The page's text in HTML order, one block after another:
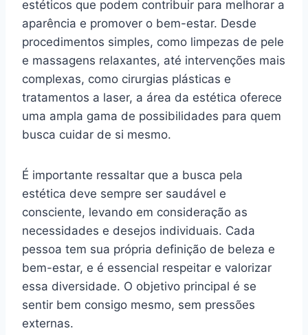
estéticos que podem contribuir para melhorar a
aparência e promover o bem-estar. Desde
procedimentos simples, como limpezas de pele
e massagens relaxantes, até intervenções mais
complexas, como cirurgias plásticas e
tratamentos a laser, a área da estética oferece
uma ampla gama de possibilidades para quem
busca cuidar de si mesmo.
É importante ressaltar que a busca pela
estética deve sempre ser saudável e
consciente, levando em consideração as
necessidades e desejos individuais. Cada
pessoa tem sua própria definição de beleza e
bem-estar, e é essencial respeitar e valorizar
essa diversidade. O objetivo principal é se
sentir bem consigo mesmo, sem pressões
externas.